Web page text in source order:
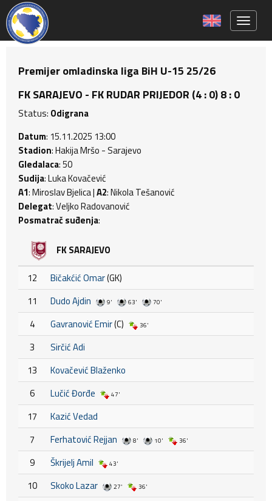
Premijer omladinska liga BiH U-15 25/26
FK SARAJEVO - FK RUDAR PRIJEDOR (4 : 0) 8 : 0
Status: Odigrana
Datum: 15.11.2025 13:00
Stadion: Hakija Mršo - Sarajevo
Gledalaca: 50
Sudija: Luka Kovačević
A1: Miroslav Bjelica |A2: Nikola Tešanović
Delegat: Veljko Radovanović
Posmatrač suđenja:
FK SARAJEVO
12 Bičakćić Omar(GK)
11
Dudo Ajdin 9' 63' 70'
4 Gavranović Emir(C) 36'
3
Sirčić Adi
13
Kovačević Blaženko
6
Lučić Đorđe 47'
17
Kazić Vedad
7
Ferhatović Rejjan 8' 10' 36'
9 Škrijelj Amil 43'
10 Skoko Lazar 27' 36'